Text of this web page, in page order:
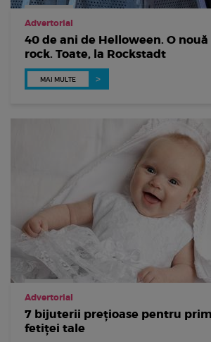
Advertorial
40 de ani de Helloween. O
rock. Toate, la Rockstadt
MAI MULTE
Advertorial
7 bijuterii prețioase pentru
fetiței tale